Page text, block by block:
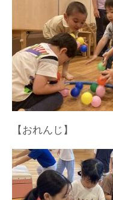
【おれんじ】